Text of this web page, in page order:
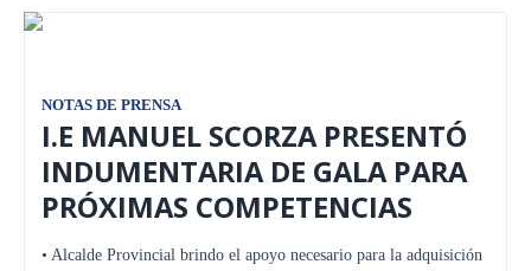
NOTAS DE PRENSA
I.E MANUEL SCORZA PRESENTÓ
INDUMENTARIA DE GALA PARA
PRÓXIMAS COMPETENCIAS
• Alcalde Provincial brindo el apoyo necesario para la adquisición